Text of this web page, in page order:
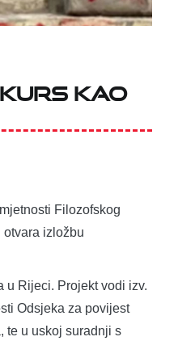
kao
Filozofskog
izložbu
u Rijeci. Projekt vodi izv.
Odsjeka za povijest
te u uskoj suradnji s